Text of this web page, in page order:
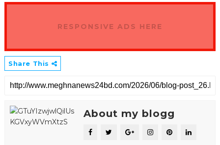
RESPONSIVE ADS HERE
Share This
About my blogg